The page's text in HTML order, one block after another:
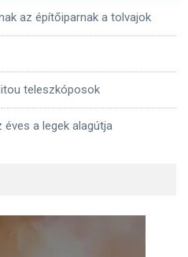
az építőiparnak a tolvajok
teleszkóposok
éves a legek alagútja